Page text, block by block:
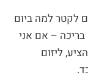
לקטר למה ביום
בריכה – אם אני
ליזום